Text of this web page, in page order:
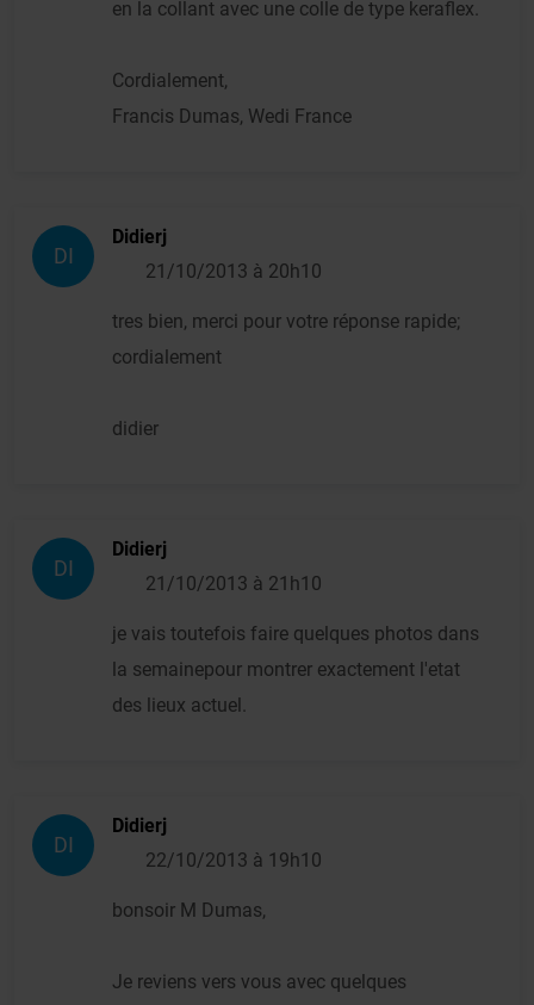
en la collant avec une colle de type keraflex.
Cordialement,
Francis Dumas, Wedi France
DI
Didierj
21/10/2013 à 20h10
tres bien, merci pour votre réponse rapide;
cordialement
didier
DI
Didierj
21/10/2013 à 21h10
je vais toutefois faire quelques photos dans
la semainepour montrer exactement l'etat
des lieux actuel.
DI
Didierj
22/10/2013 à 19h10
bonsoir M Dumas,
Je reviens vers vous avec quelques